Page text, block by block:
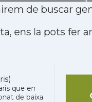
de buscar
ens la pots fer
que en
de baixa